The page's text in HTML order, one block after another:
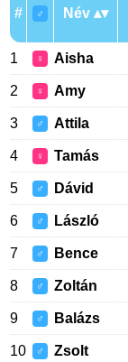
# ♂ Név
1 ♀ Aisha
2 ♀ Amy
3 ♂ Attila
4 ♀ Tamás
5 ♂ Dávid
6 ♂ László
7 ♂ Bence
8 ♂ Zoltán
9 ♂ Balázs
10 ♂ Zsolt